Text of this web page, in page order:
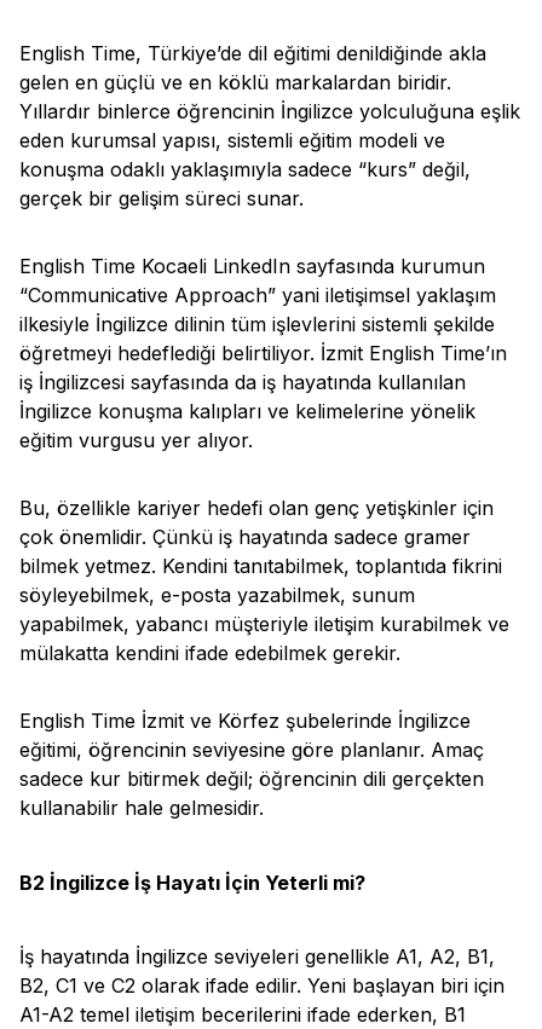
English Time, Türkiye’de dil eğitimi denildiğinde akla
gelen en güçlü ve en köklü markalardan biridir.
Yıllardır binlerce öğrencinin İngilizce yolculuğuna eşlik
eden kurumsal yapısı, sistemli eğitim modeli ve
konuşma odaklı yaklaşımıyla sadece “kurs” değil,
gerçek bir gelişim süreci sunar.
English Time Kocaeli LinkedIn sayfasında kurumun
“Communicative Approach” yani iletişimsel yaklaşım
ilkesiyle İngilizce dilinin tüm işlevlerini sistemli şekilde
öğretmeyi hedeflediği belirtiliyor. İzmit English Time’ın
iş İngilizcesi sayfasında da iş hayatında kullanılan
İngilizce konuşma kalıpları ve kelimelerine yönelik
eğitim vurgusu yer alıyor.
Bu, özellikle kariyer hedefi olan genç yetişkinler için
çok önemlidir. Çünkü iş hayatında sadece gramer
bilmek yetmez. Kendini tanıtabilmek, toplantıda fikrini
söyleyebilmek, e-posta yazabilmek, sunum
yapabilmek, yabancı müşteriyle iletişim kurabilmek ve
mülakatta kendini ifade edebilmek gerekir.
English Time İzmit ve Körfez şubelerinde İngilizce
eğitimi, öğrencinin seviyesine göre planlanır. Amaç
sadece kur bitirmek değil; öğrencinin dili gerçekten
kullanabilir hale gelmesidir.
B2 İngilizce İş Hayatı İçin Yeterli mi?
İş hayatında İngilizce seviyeleri genellikle A1, A2, B1,
B2, C1 ve C2 olarak ifade edilir. Yeni başlayan biri için
A1-A2 temel iletişim becerilerini ifade ederken, B1